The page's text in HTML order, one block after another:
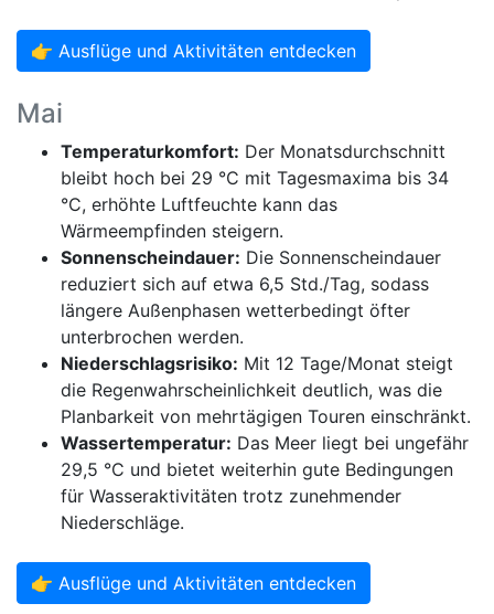
👉 Ausflüge und Aktivitäten entdecken
Mai
Temperaturkomfort: Der Monatsdurchschnitt
bleibt hoch bei 29 °C mit Tagesmaxima bis 34
°C, erhöhte Luftfeuchte kann das
Wärmeempfinden steigern.
Sonnenscheindauer: Die Sonnenscheindauer
reduziert sich auf etwa 6,5 Std./Tag, sodass
längere Außenphasen wetterbedingt öfter
unterbrochen werden.
Niederschlagsrisiko: Mit 12 Tage/Monat steigt
die Regenwahrscheinlichkeit deutlich, was die
Planbarkeit von mehrtägigen Touren einschränkt.
Wassertemperatur: Das Meer liegt bei ungefähr
29,5 °C und bietet weiterhin gute Bedingungen
für Wasseraktivitäten trotz zunehmender
Niederschläge.
👉 Ausflüge und Aktivitäten entdecken